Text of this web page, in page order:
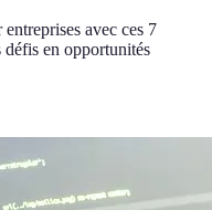
avec ces 7
en opportunités